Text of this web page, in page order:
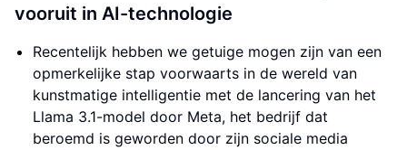
vooruit in AI-technologie
Recentelijk hebben we getuige mogen zijn van een
opmerkelijke stap voorwaarts in de wereld van
kunstmatige intelligentie met de lancering van het
Llama 3.1-model door Meta, het bedrijf dat
beroemd is geworden door zijn sociale media